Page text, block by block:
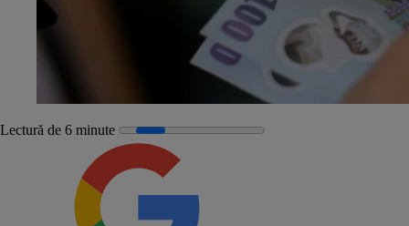
Lectură de 6 minute